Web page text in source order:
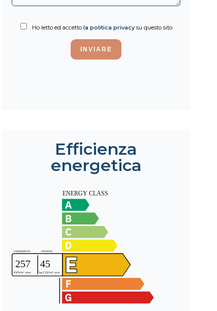
Ho letto ed accetto la politica privacysu questo sito
INVIARE
Efficienza
energetica